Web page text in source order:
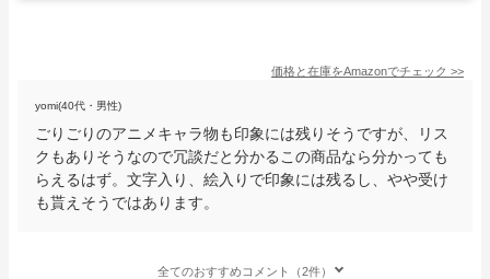
価格と在庫をAmazonでチェック >>
yomi(40代・男性)
ごりごりのアニメキャラ物も印象には残りそうですが、リス
クもありそうなので冗談だと分かるこの商品なら分かっても
らえるはず。文字入り、絵入りで印象には残るし、やや受け
も貰えそうではあります。
全てのおすすめコメント（2件）